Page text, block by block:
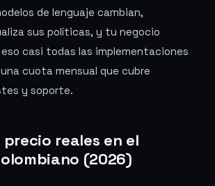
de lenguaje cambian,
sus políticas, y tu negocio
casi todas las implementaciones
cuota mensual que cubre
y soporte.
precio reales en el
(2026)